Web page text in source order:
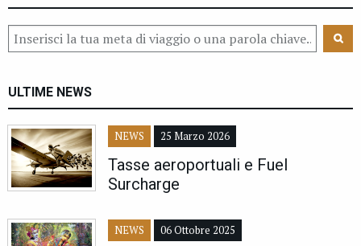
ULTIME NEWS
NEWS 25 Marzo 2026
Tasse aeroportuali e Fuel
Surcharge
NEWS 06 Ottobre 2025